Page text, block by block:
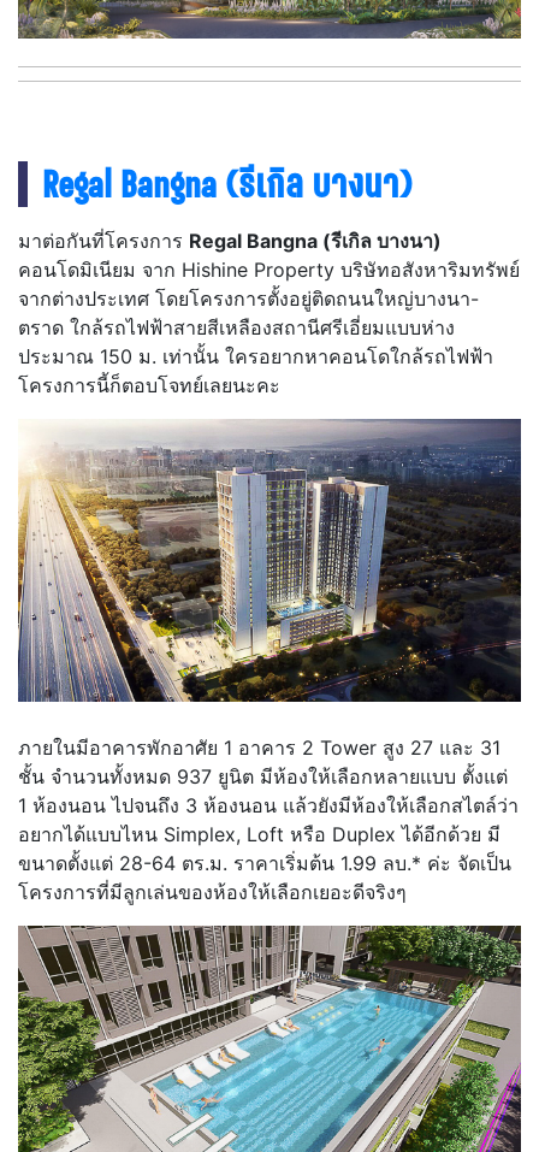
RegalBangna (รีเกิล บางนา)
มาต่อกันที่โครงการ Regal Bangna (รีเกิล บางนา)
คอนโดมิเนียม จาก Hishine Property บริษัทอสังหาริมทรัพย์
จากต่างประเทศ โดยโครงการตั้งอยู่ติดถนนใหญ่บางนา-
ตราด ใกล้รถไฟฟ้าสายสีเหลืองสถานีศรีเอี่ยมแบบห่าง
ประมาณ 150 ม. เท่านั้น ใครอยากหาคอนโดใกล้รถไฟฟ้า
โครงการนี้ก็ตอบโจทย์เลยนะคะ
ภายในมีอาคารพักอาศัย 1 อาคาร 2 Tower สูง 27 และ 31
ชั้น จำนวนทั้งหมด 937 ยูนิต มีห้องให้เลือกหลายแบบ ตั้งแต่
1 ห้องนอน ไปจนถึง 3 ห้องนอน แล้วยังมีห้องให้เลือกสไตล์ว่า
อยากได้แบบไหน Simplex, Loft หรือ Duplex ได้อีกด้วย มี
ขนาดตั้งแต่ 28-64 ตร.ม. ราคาเริ่มต้น 1.99 ลบ.* ค่ะ จัดเป็น
โครงการที่มีลูกเล่นของห้องให้เลือกเยอะดีจริงๆ